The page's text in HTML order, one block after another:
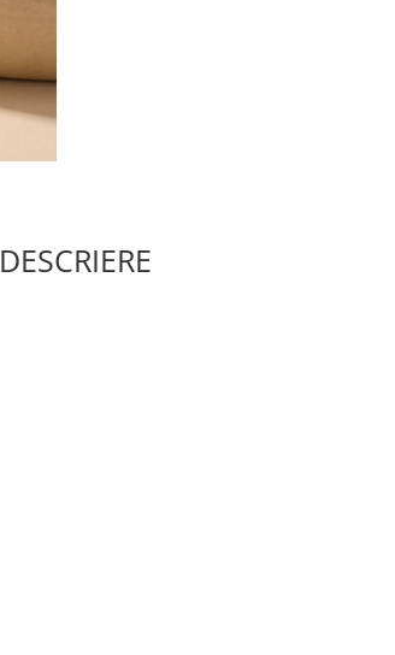
DESCRIERE